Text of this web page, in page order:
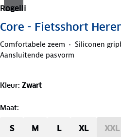
Rogelli
Core - Fietsshort
Comfortabele zeem
Siliconen
Aansluitende pasvorm
Kleur: Zwart
Maat:
S M L XL XXL